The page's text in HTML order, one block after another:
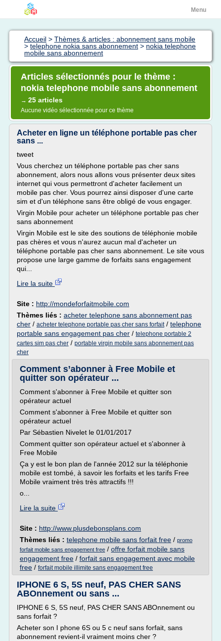
Menu
Accueil > Thèmes & articles : abonnement sans mobile
> telephone nokia sans abonnement > nokia telephone
mobile sans abonnement
Articles sélectionnés pour le thème :
nokia telephone mobile sans abonnement
→ 25 articles
Aucune vidéo sélectionnée pour ce thème
Acheter en ligne un téléphone portable pas cher
sans ...
tweet
Vous cherchez un téléphone portable pas cher sans
abonnement, alors nous allons vous présenter deux sites
internet qui vous permettront d'acheter facilement un
mobile pas cher. Vous pourrez ainsi disposer d'une carte
sim et d'un téléphone sans être obligé de vous engager.
Virgin Mobile pour acheter un téléphone portable pas cher
sans abonnement
Virgin Mobile est le site des soutions de téléphonie mobile
pas chères et vous n'aurez aucun mal d'acheter un
téléphone portable pas cher sans abonnement. Le site vous
propose une large gamme de forfaits sans engagement
qui...
Lire la suite
Site : http://mondeforfaitmobile.com
Thèmes liés : acheter telephone sans abonnement pas
cher / acheter telephone portable pas cher sans forfait/ telephone
portable sans engagement pas cher / telephone portable 2
cartes sim pas cher / portable virgin mobile sans abonnement pas
cher
Comment s’abonner à Free Mobile et
quitter son opérateur ...
Comment s'abonner à Free Mobile et quitter son
opérateur actuel
Comment s'abonner à Free Mobile et quitter son
opérateur actuel
Par Sébastien Nivelet le 01/01/2017
Comment quitter son opérateur actuel et s'abonner à
Free Mobile
Ça y est le bon plan de l'année 2012 sur la téléphonie
mobile est tombé, à savoir les forfaits et les tarifs Free
Mobile vraiment très très attractifs !!!
o...
Lire la suite
Site : http://www.plusdebonsplans.com
Thèmes liés : telephone mobile sans forfait free / promo
forfait mobile sans engagement free / offre forfait mobile sans
engagement free / forfait sans engagement avec mobile
free / forfait mobile illimite sans engagement free
IPHONE 6 S, 5S neuf, PAS CHER SANS
ABOnnement ou sans ...
IPHONE 6 S, 5S neuf, PAS CHER SANS ABOnnement ou
sans forfait ?
Acheter son I phone 6S ou 5 c neuf sans forfait, sans
abonnement revient-il vraiment moins cher ?